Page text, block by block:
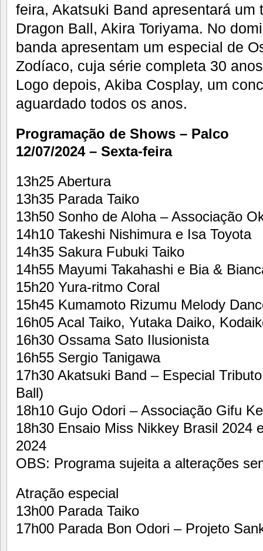
feira, Akatsuki Band apresentará um
Dragon Ball, Akira Toriyama. No
banda apresentam um especial de
Zodíaco, cuja série completa 30
Logo depois, Akiba Cosplay, um
aguardado todos os anos.
Programação de Shows – Palco
12/07/2024 – Sexta-feira
13h25 Abertura
13h35 Parada Taiko
13h50 Sonho de Aloha – Associação
14h10 Takeshi Nishimura e Isa Toyota
14h35 Sakura Fubuki Taiko
14h55 Mayumi Takahashi e Bia &
15h20 Yura-ritmo Coral
15h45 Kumamoto Rizumu Melody
16h05 Acal Taiko, Yutaka Daiko,
16h30 Ossama Sato Ilusionista
16h55 Sergio Tanigawa
17h30 Akatsuki Band – Especial
Ball)
18h10 Gujo Odori – Associação Gifu
18h30 Ensaio Miss Nikkey Brasil 2024
2024
OBS: Programa sujeita a alterações
Atração especial
13h00 Parada Taiko
17h00 Parada Bon Odori – Projeto